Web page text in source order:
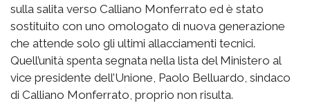
sulla salita verso Calliano Monferrato ed è stato
sostituito con uno omologato di nuova generazione
che attende solo gli ultimi allacciamenti tecnici.
Quell’unità spenta segnata nella lista del Ministero al
vice presidente dell’Unione, Paolo Belluardo, sindaco
di Calliano Monferrato, proprio non risulta.